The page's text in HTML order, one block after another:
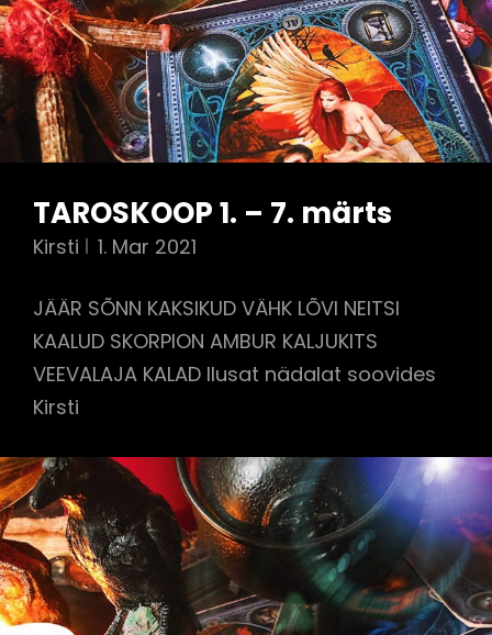
TAROSKOOP 1. – 7. märts
Kirsti 1. Mar 2021
JÄÄR SÕNN KAKSIKUD VÄHK LÕVI NEITSI
KAALUD SKORPION AMBUR KALJUKITS
VEEVALAJA KALAD Ilusat nädalat soovides
Kirsti